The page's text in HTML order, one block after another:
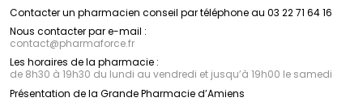
Contacter un pharmacien conseil par téléphone au 03 22 71 64 16
Nous contacter par e-mail :
contact@pharmaforce.fr
Les horaires de la pharmacie :
de 8h30 à 19h30 du lundi au vendredi et jusqu’à 19h00 le samedi
Présentation de la Grande Pharmacie d’Amiens